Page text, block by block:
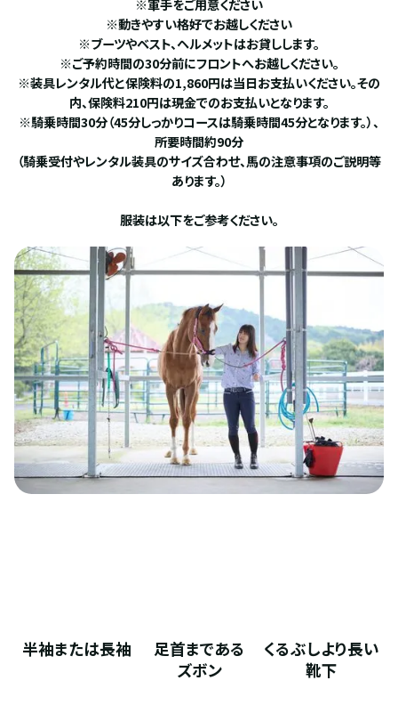
※軍手をご用意ください
※動きやすい格好でお越しください
※ブーツやベスト、ヘルメットはお貸しします。
※ご予約時間の30分前にフロントへお越しください。
※装具レンタル代と保険料の1,860円は当日お支払いください。その
内、保険料210円は現金でのお支払いとなります。
※騎乗時間30分（45分しっかりコースは騎乗時間45分となります。）、
所要時間約90分
（騎乗受付やレンタル装具のサイズ合わせ、馬の注意事項のご説明等
あります。）
服装は以下をご参考ください。
半袖または長袖
足首まである
ズボン
くるぶしより長い
靴下